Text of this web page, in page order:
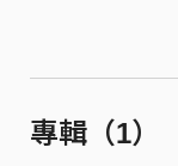
專輯（1）